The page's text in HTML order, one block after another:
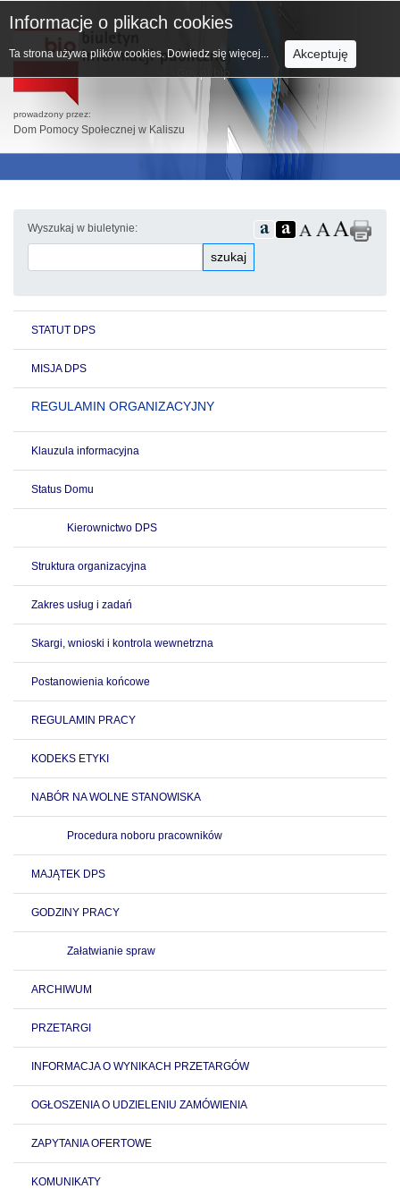
prowadzony przez:
Dom Pomocy Społecznej w Kaliszu
Wyszukaj w biuletynie:
szukaj
STATUT DPS
MISJA DPS
REGULAMIN ORGANIZACYJNY
Klauzula informacyjna
Status Domu
Kierownictwo DPS
Struktura organizacyjna
Zakres usług i zadań
Skargi, wnioski i kontrola wewnetrzna
Postanowienia końcowe
REGULAMIN PRACY
KODEKS ETYKI
NABÓR NA WOLNE STANOWISKA
Procedura noboru pracowników
MAJĄTEK DPS
GODZINY PRACY
Załatwianie spraw
ARCHIWUM
PRZETARGI
INFORMACJA O WYNIKACH PRZETARGÓW
OGŁOSZENIA O UDZIELENIU ZAMÓWIENIA
ZAPYTANIA OFERTOWE
KOMUNIKATY
Informacje o plikach cookies
Ta strona używa plików cookies. Dowiedz się więcej... Akceptuję